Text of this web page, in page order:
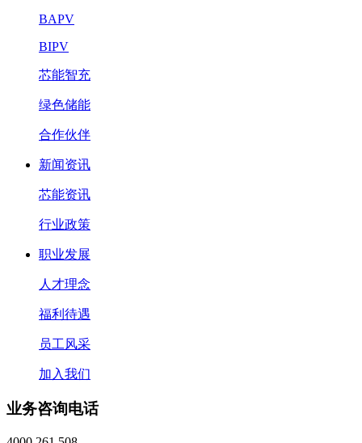
BAPV
BIPV
芯能智充
绿色储能
合作伙伴
新闻资讯
芯能资讯
行业政策
职业发展
人才理念
福利待遇
员工风采
加入我们
业务咨询电话